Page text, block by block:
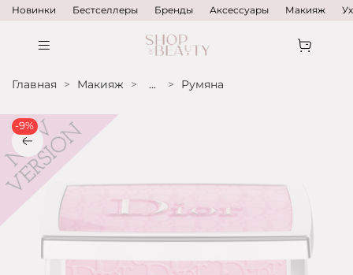
Новинки Бестселлеры Бренды Аксессуары Макияж
Главная Макияж ... Румяна
-9%